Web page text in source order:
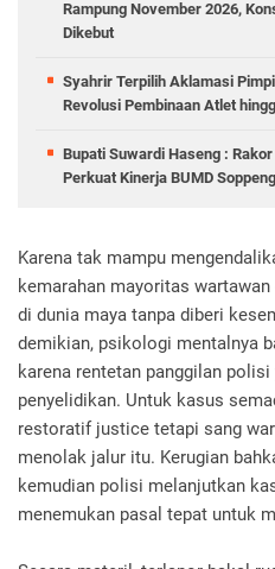
Rampung November 2026,
Dikebut
Syahrir Terpilih Aklamasi
Revolusi Pembinaan Atlet
Bupati Suwardi Haseng :
Perkuat Kinerja BUMD Soppeng
Karena tak mampu
kemarahan mayoritas
di dunia maya tanpa diberi
demikian, psikologi mentalnya
karena rentetan panggilan
penyelidikan. Untuk kasus
restoratif justice tetapi sang
menolak jalur itu. Kerugian
kemudian polisi melanjutkan
menemukan pasal tepat untuk